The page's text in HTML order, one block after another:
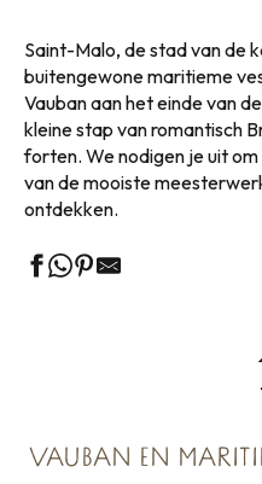
Saint-Malo, de stad van de
buitengewone maritieme
Vauban aan het einde van
kleine stap van romantisch
forten. We nodigen je uit
van de mooiste
ontdekken.
VAUBAN EN